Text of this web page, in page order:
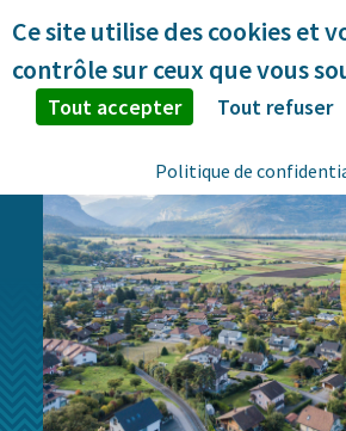
Ce site utilise des cookies et
contrôle sur ceux que vous
Tout accepter Tout refuser
Politique de